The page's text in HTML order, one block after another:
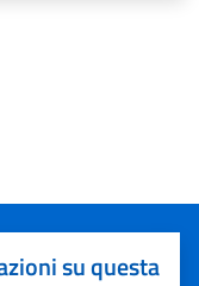
su questa